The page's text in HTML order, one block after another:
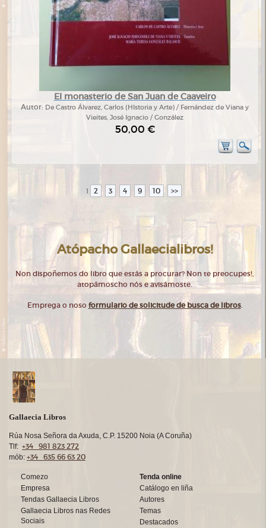
El monasterio de San Juan de Caaveiro
Autor: De Castro Álvarez, Carlos (HIstoria y Arte) / Fernández de Viana y
Vieites, José Ignacio / González
50,00 €
1 2 3 4 9 10 >>
Atópacho Gallaecialibros!
Non dispoñemos do libro que estás a procurar? Non te preocupes!,
atopámoscho nós e avisámoste.
Emprega o noso formulario de solicitude de busca de libros.
Gallaecia Libros
Rúa Nosa Señora da Axuda, C.P. 15200 Noia (A Coruña)
Tlf: +34 981 823 272
mób: +34 635 66 63 20
Comezo
Empresa
Tendas Gallaecia Libros
Gallaecia Libros nas Redes
Sociais
Tenda online
Catálogo en liña
Autores
Temas
Destacados